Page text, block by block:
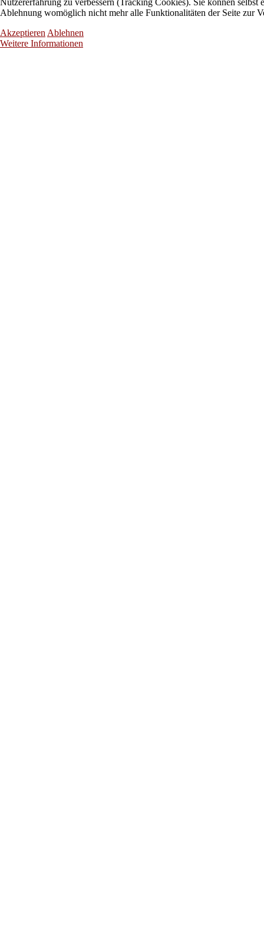
Nutzererfahrung zu verbessern (Tracking Cookies). Sie können
Ablehnung womöglich nicht mehr alle Funktionalitäten der Seite zur
Akzeptieren Ablehnen
Weitere Informationen